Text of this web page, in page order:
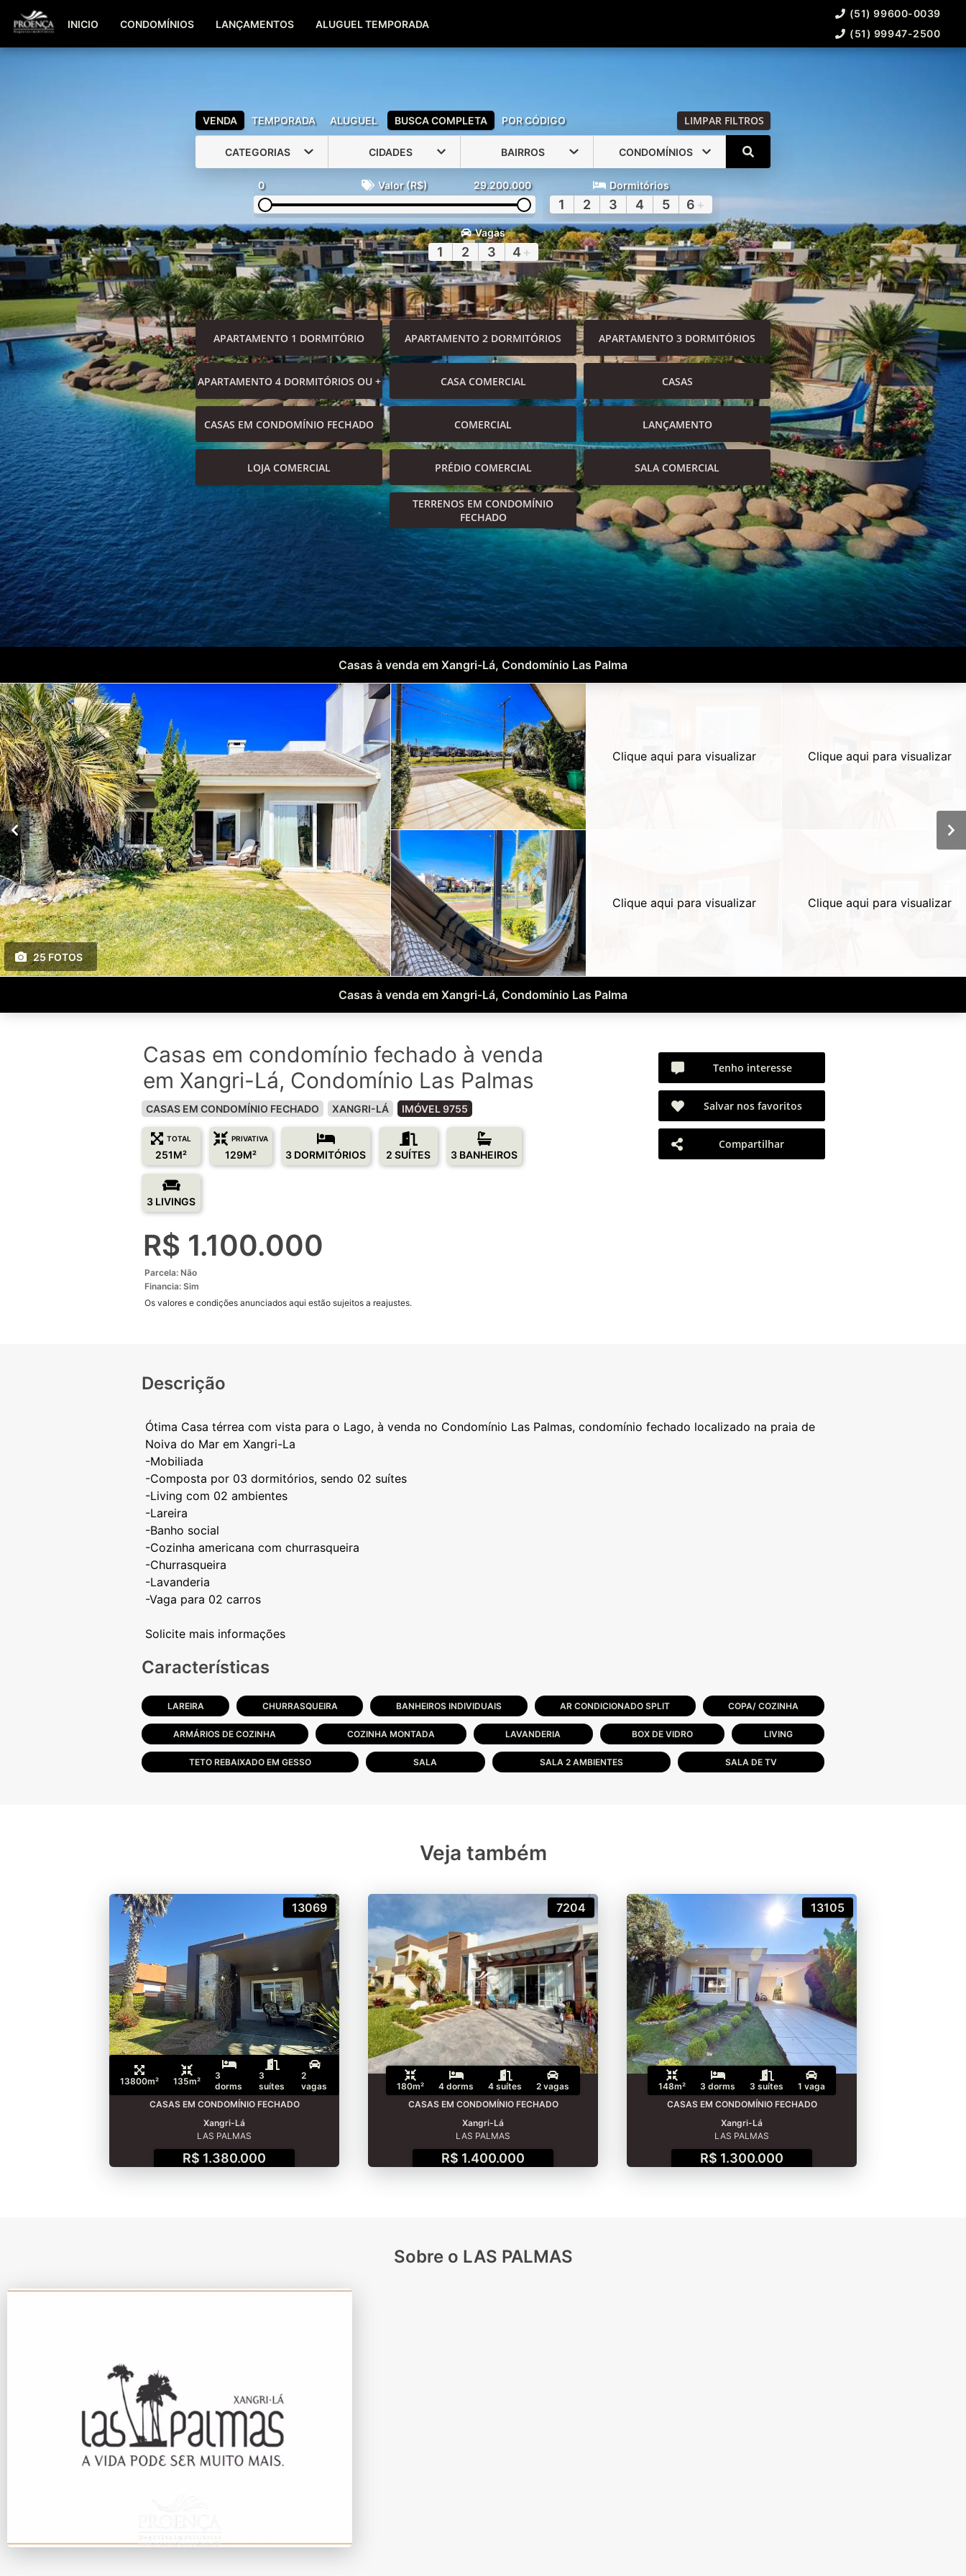
(51) 99600-0039
INICIO CONDOMÍNIOS LANÇAMENTOS ALUGUEL TEMPORADA
(51) 99600-0039
(51) 99947-2500
VENDA TEMPORADA ALUGUEL BUSCA COMPLETA POR CÓDIGO LIMPAR FILTROS
CATEGORIAS CIDADES BAIRROS CONDOMÍNIOS
0 Valor (R$) 29.200.000 Dormitórios
1 2 3 4 5 6 +
Vagas
1 2 3 4 +
APARTAMENTO 1 DORMITÓRIO APARTAMENTO 2 DORMITÓRIOS APARTAMENTO 3 DORMITÓRIOS
APARTAMENTO 4 DORMITÓRIOS OU + CASA COMERCIAL CASAS
CASAS EM CONDOMÍNIO FECHADO COMERCIAL LANÇAMENTO
LOJA COMERCIAL PRÉDIO COMERCIAL SALA COMERCIAL
TERRENOS EM CONDOMÍNIO
FECHADO
Casas à venda em Xangri-Lá, Condomínio Las Palma
25 FOTOS
Clique aqui para visualizar
Clique aqui para visualizar
Clique aqui para visualizar
Clique aqui para visualizar
Casas à venda em Xangri-Lá, Condomínio Las Palma
Casas em condomínio fechado à venda
em Xangri-Lá, Condomínio Las Palmas
CASAS EM CONDOMÍNIO FECHADO XANGRI-LÁ IMÓVEL 9755
TOTAL
251M²
PRIVATIVA
129M² 3 DORMITÓRIOS 2 SUÍTES 3 BANHEIROS
3 LIVINGS
R$ 1.100.000
Parcela: Não
Financia: Sim
Os valores e condições anunciados aqui estão sujeitos a reajustes.
Tenho interesse
Salvar nos favoritos
Compartilhar
Descrição
Ótima Casa térrea com vista para o Lago, à venda no Condomínio Las Palmas, condomínio fechado localizado na praia de
Noiva do Mar em Xangri-La
-Mobiliada
-Composta por 03 dormitórios, sendo 02 suítes
-Living com 02 ambientes
-Lareira
-Banho social
-Cozinha americana com churrasqueira
-Churrasqueira
-Lavanderia
-Vaga para 02 carros
Características
LAREIRA CHURRASQUEIRA BANHEIROS INDIVIDUAIS AR CONDICIONADO SPLIT COPA/ COZINHA
ARMÁRIOS DE COZINHA COZINHA MONTADA LAVANDERIA BOX DE VIDRO LIVING
TETO REBAIXADO EM GESSO SALA SALA 2 AMBIENTES SALA DE TV
Veja também
13069
13800m² 135m²
3
dorms
3
suítes
2
vagas
CASAS EM CONDOMÍNIO FECHADO
Xangri-Lá
LAS PALMAS
R$ 1.380.000
7204
180m² 4 dorms 4 suítes
2 vagas
CASAS EM CONDOMÍNIO FECHADO
Xangri-Lá
LAS PALMAS
R$ 1.400.000
13105
148m² 3 dorms 3 suítes
1 vaga
CASAS EM CONDOMÍNIO FECHADO
Xangri-Lá
LAS PALMAS
R$ 1.300.000
Sobre o LAS PALMAS